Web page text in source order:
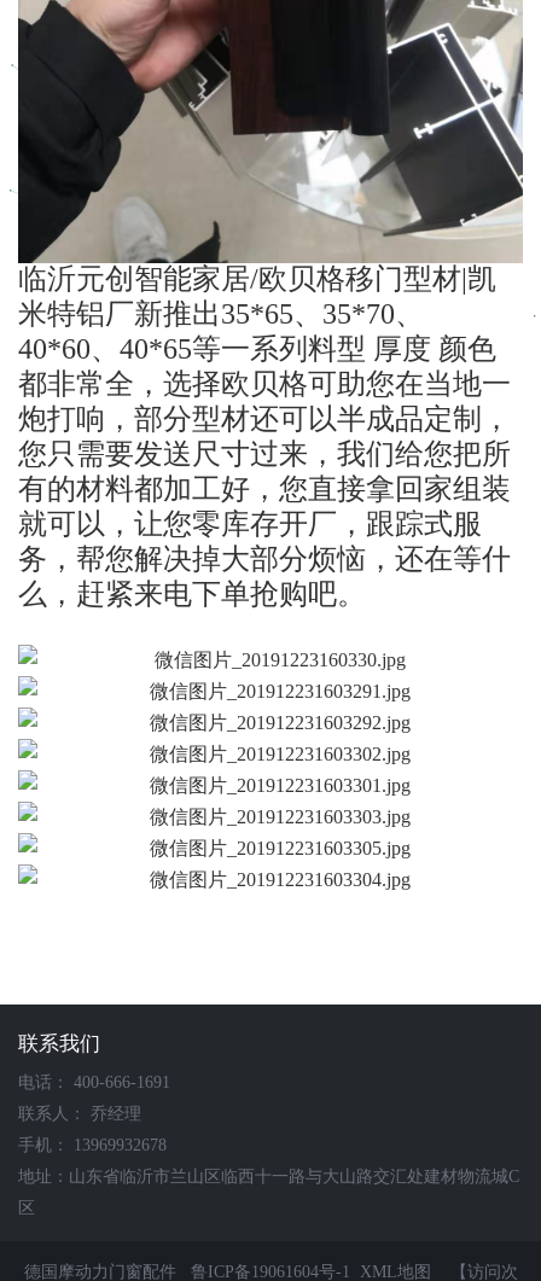
临沂元创智能家居/欧贝格移门型材|凯
米特铝厂新推出35*65、35*70、
40*60、40*65等一系列料型 厚度 颜色
都非常全，选择欧贝格可助您在当地一
炮打响，部分型材还可以半成品定制，
您只需要发送尺寸过来，我们给您把所
有的材料都加工好，您直接拿回家组装
就可以，让您零库存开厂，跟踪式服
务，帮您解决掉大部分烦恼，还在等什
么，赶紧来电下单抢购吧。
联系我们
电话： 400-666-1691
联系人： 乔经理
手机： 13969932678
地址：山东省临沂市兰山区临西十一路与大山路交汇处建材物流城C
区
德国摩动力门窗配件 鲁ICP备19061604号-1 XML地图 【访问次